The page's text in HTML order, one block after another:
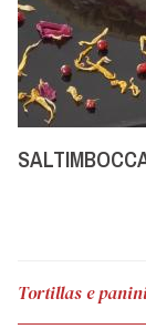
Tortillas e